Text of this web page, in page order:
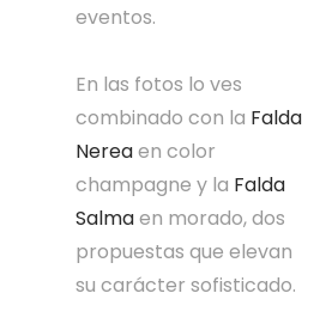
eventos.
En las fotos lo ves
combinado con la Falda
Nereaen color
champagne y la Falda
Salmaen morado, dos
propuestas que elevan
su carácter sofisticado.